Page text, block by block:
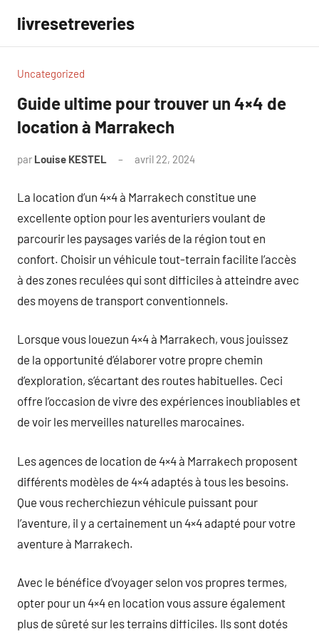
contenu
livresetreveries
Uncategorized
Guide ultime pour trouver un 4×4 de
location à Marrakech
par Louise KESTEL avril 22, 2024
La location d’un 4×4 à Marrakech constitue une
excellente option pour les aventuriers voulant de
parcourir les paysages variés de la région tout en
confort. Choisir un véhicule tout-terrain facilite l’accès
à des zones reculées qui sont difficiles à atteindre avec
des moyens de transport conventionnels.
Lorsque vous louezun 4×4 à Marrakech, vous jouissez
de la opportunité d’élaborer votre propre chemin
d’exploration, s’écartant des routes habituelles. Ceci
offre l’occasion de vivre des expériences inoubliables et
de voir les merveilles naturelles marocaines.
Les agences de location de 4×4 à Marrakech proposent
différents modèles de 4×4 adaptés à tous les besoins.
Que vous recherchiezun véhicule puissant pour
l’aventure, il y a certainement un 4×4 adapté pour votre
aventure à Marrakech.
Avec le bénéfice d’voyager selon vos propres termes,
opter pour un 4×4 en location vous assure également
plus de sûreté sur les terrains difficiles. Ils sont dotés